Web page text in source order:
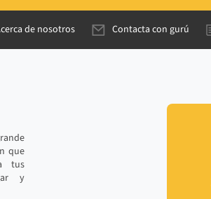
de nosotros Contacta con gurú
que
tus
y